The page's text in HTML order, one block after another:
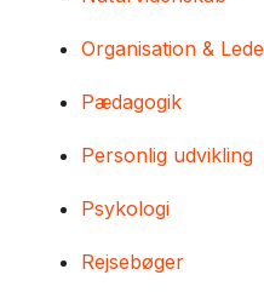
Organisation &
Pædagogik
Personlig udvikling
Psykologi
Rejsebøger